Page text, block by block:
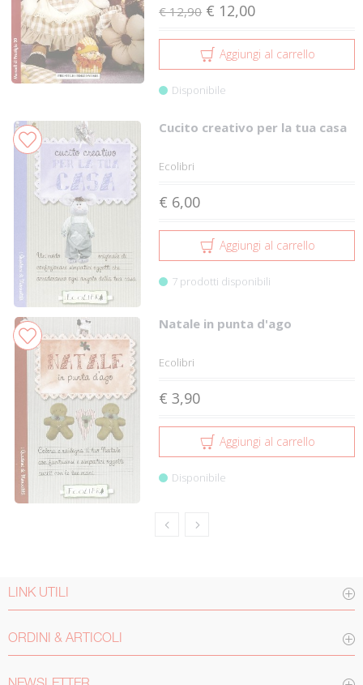
€ 12,90 € 12,00
Aggiungi al carrello
Disponibile
Cucito creativo per la tua casa
Ecolibri
€ 6,00
Aggiungi al carrello
7 prodotti disponibili
Natale in punta d'ago
Ecolibri
€ 3,90
Aggiungi al carrello
Disponibile
LINK UTILI
ORDINI & ARTICOLI